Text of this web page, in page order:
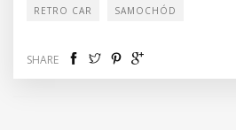
RETRO CAR SAMOCHÓD
SHARE